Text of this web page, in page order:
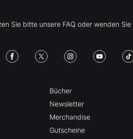
Sie bitte unsere FAQ oder wenden
Bücher
Newsletter
Merchandise
Gutscheine